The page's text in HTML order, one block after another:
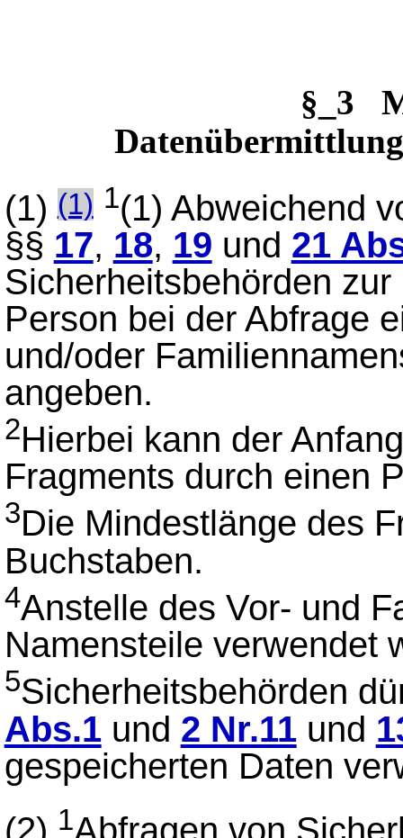
§_3
(1)(1) 1(1) Abweichend
§§ 17, 18, 19 und 21
Sicherheitsbehörden
Person bei der Abfrage
und/oder
angeben.
2Hierbei kann der
Fragments durch einen
3Die Mindestlänge des
Buchstaben.
4Anstelle des Vor- und
Namensteile verwendet
5Sicherheitsbehörden
Abs.1und 2 Nr.11und
gespeicherten Daten
1